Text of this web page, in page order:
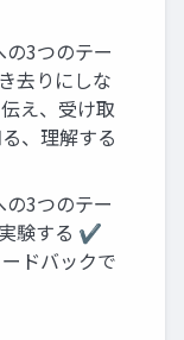
の3つのテー
去りにしな
え、受け取
、理解する
の3つのテー
験する ✔
ドバックで